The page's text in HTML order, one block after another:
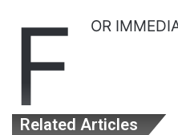
F OR
Related Articles